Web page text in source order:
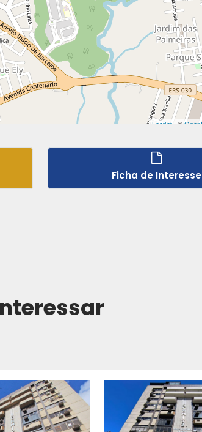
Ficha de Interesse